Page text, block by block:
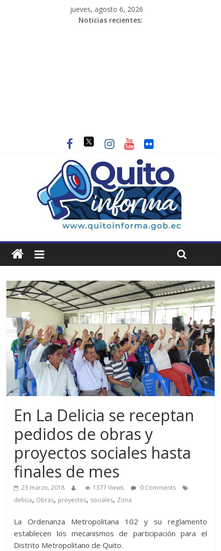
jueves, agosto 6, 2026
Noticias recientes:
En La Delicia se receptan
pedidos de obras y
proyectos sociales hasta
finales de mes
23 marzo, 2018 1377 Views
0 Comments
delicia, Obras, proyectos, sociales, Zona
La Ordenanza Metropolitana 102 y su reglamento
establecen los mecanismos de participación para el
Distrito Metropolitano de Quito.